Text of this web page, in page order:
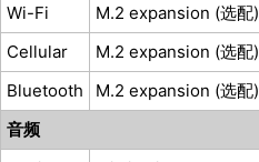
Wi-Fi
M.2 expansion (选配)
Cellular
M.2 expansion (选配)
Bluetooth
M.2 expansion (选配)
音频